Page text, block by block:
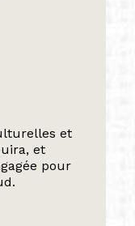
et
et
pour